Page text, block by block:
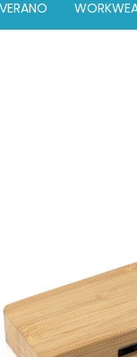
VERANO